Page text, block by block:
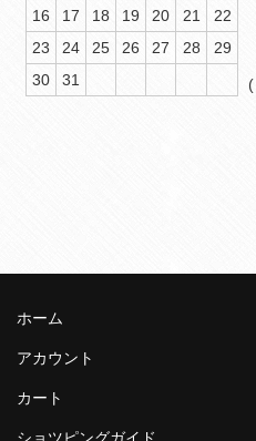
16
17 18 19 20 21
22
23
24 25 26 27 28
29
30
31 (
ホーム
アカウント
カート